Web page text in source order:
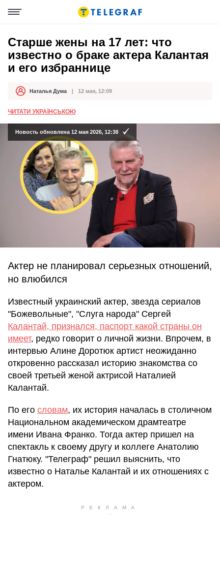
Старше жены на 17 лет: что
известно о браке актера Калантая
и его избраннице
АвторНаталья Дума
Дата публикации 12 мая, 12:09
ЧИТАТИ УКРАЇНСЬКОЮ
Новость обновлена 12 мая 2026, 12:38
Актер не планировал серьезных отношений,
но влюбился
Известный украинский актер, звезда сериалов
"Божевольные", "Слуга народа" Сергей
Калантай, признался, паспорт какой страны он
имеет, редко говорит о личной жизни. Впрочем, в
интервью Алине Доротюк артист неожиданно
откровенно рассказал историю знакомства со
своей третьей женой актрисой Наталией
Калантай.
По его словам, их история началась в столичном
Национальном академическом драмтеатре
имени Ивана Франко. Тогда актер пришел на
спектакль к своему другу и коллеге Анатолию
Гнатюку. "Телеграф" решил выяснить, что
известно о Наталье Калантай и их отношениях с
актером.